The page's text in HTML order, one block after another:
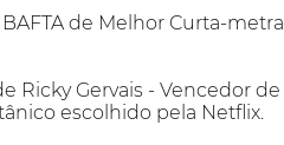
BAFTA de Melhor Curta-
Ricky Gervais - Vencedor
escolhido pela Netflix.